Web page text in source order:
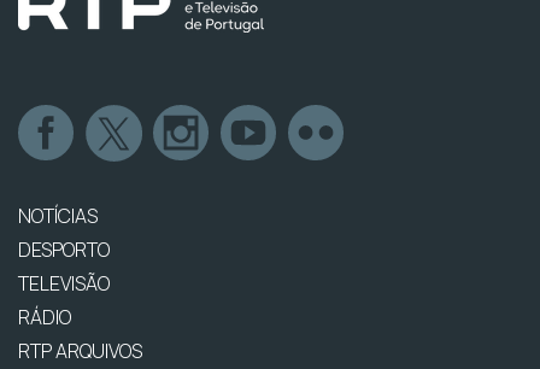
NOTÍCIAS
DESPORTO
TELEVISÃO
RÁDIO
RTP ARQUIVOS